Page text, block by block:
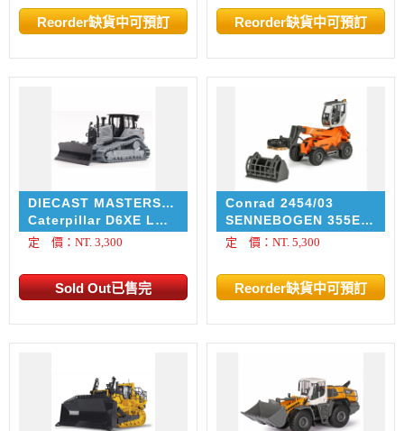
DIECAST MASTERS
DM85554-BGC
Caterpillar D6XE LGP
track-type tractor
dozer 100th.
定 價：NT. 3,300
Conrad 2454/03
SENNEBOGEN 355E
Telehandler
定 價：NT. 5,300